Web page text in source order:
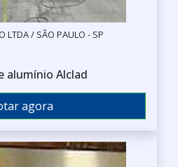
LTDA / SÃO PAULO - SP
alumínio Alclad
agora